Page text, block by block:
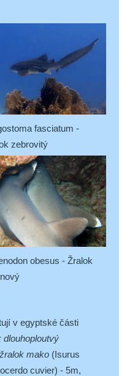
fasciatum -
zebrovitý
obesus - Žralok
v egyptské části
dlouhoploutvý
žralok mako (Isurus
cuvier) - 5m,